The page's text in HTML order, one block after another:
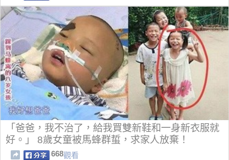
「爸爸，我不治了，給我買雙新鞋和一身新衣服就
好。」 8歲女童被馬蜂群蜇，求家人放棄！
668觀看